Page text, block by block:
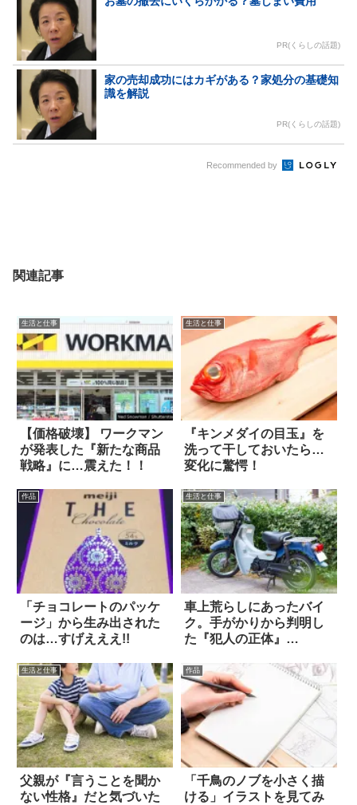
PR(くらしの話題)
家の売却成功にはカギがある？家処分の基礎知
識を解説
PR(くらしの話題)
Recommended by
関連記事
生活と仕事
【価格破壊】 ワークマン
が発表した『新たな商品
戦略』に…震えた！！
生活と仕事
『キンメダイの目玉』を
洗って干しておいたら…
変化に驚愕！
作品
「チョコレートのパッケ
ージ」から生み出された
のは…すげえええ!!
生活と仕事
車上荒らしにあったバイ
ク。手がかりから判明し
た『犯人の正体』
生活と仕事
父親が『言うことを聞か
ない性格』だと気づいた
作品
「千鳥のノブを小さく描
ける」イラストを見てみ